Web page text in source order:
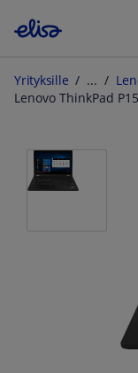
Yrityksille
Lenovo ThinkPad